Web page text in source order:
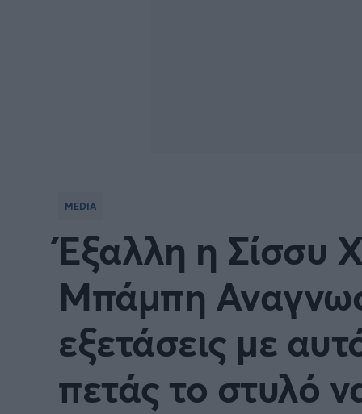
MEDIA
Έξαλλη η Σίσσυ
Μπάμπη
εξετάσεις με
πετάς το στυλό